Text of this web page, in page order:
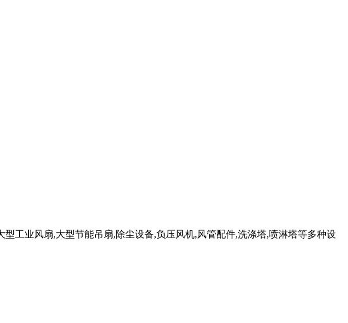
工业风扇,大型节能吊扇,除尘设备,负压风机,风管配件,洗涤塔,喷淋塔等多种设